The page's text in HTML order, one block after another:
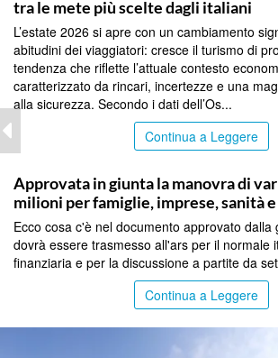
tra le mete più scelte dagli italiani
L’estate 2026 si apre con un cambiamento
abitudini dei viaggiatori: cresce il turismo di
tendenza che riflette l’attuale contesto
caratterizzato da rincari, incertezze e una
alla sicurezza. Secondo i dati dell’Os...
Continua a Leggere
Approvata in giunta la manovra di
milioni per famiglie, imprese, sanità
Ecco cosa c'è nel documento approvato dalla
dovrà essere trasmesso all'ars per il normale
finanziaria e per la discussione a partite da
Continua a Leggere